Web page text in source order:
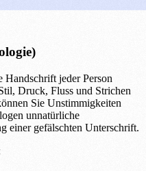
Handschrift jeder Person
Druck, Fluss und Strichen
Sie Unstimmigkeiten
unnatürliche
einer gefälschten Unterschrift.